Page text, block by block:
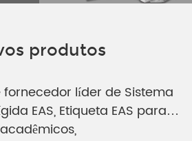
produtos
líder de Sistema
EAS, Etiqueta EAS para
acadêmicos,